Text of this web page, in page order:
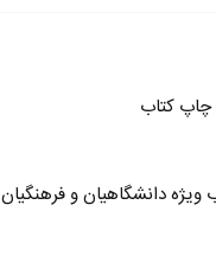
چاپ کتاب
دانشگاهیان و فرهنگیان